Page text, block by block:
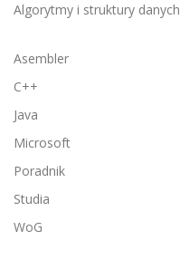
Algorytmy i struktury danych
Asembler
C++
Java
Microsoft
Poradnik
Studia
WoG